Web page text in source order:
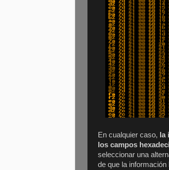
En cualquier caso, la
los campos
seleccionar una
de que la